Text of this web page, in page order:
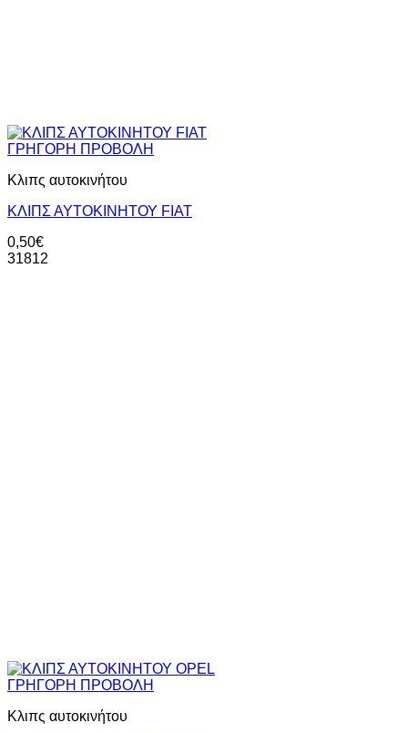
ΓΡΗΓΟΡΗ ΠΡΟΒΟΛΗ
Κλιπς αυτοκινήτου
ΚΛΙΠΣ ΑΥΤΟΚΙΝΗΤΟΥ FIAT
0,50€
31812
ΓΡΗΓΟΡΗ ΠΡΟΒΟΛΗ
Κλιπς αυτοκινήτου